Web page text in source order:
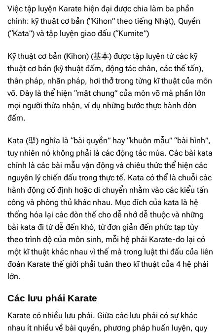
Việc tập luyện Karate hiện đại được chia làm ba phần
chính: kỹ thuật cơ bản (“Kihon” theo tiếng Nhật), Quyền
(“Kata”) và tập luyện giao đấu (“Kumite”)
Kỹ thuật cơ bản (Kihon) (基本) được tập luyện từ các kỹ
thuật cơ bản (kỹ thuật đấm, động tác chân, các thế tấn),
thân pháp, nhãn pháp, hơi thở trong từng kĩ thuật của môn
võ. Đây là thể hiện “mặt chung” của môn võ mà phần lớn
mọi người thừa nhận, ví dụ những bước thực hành đòn
đấm.
Kata (型) nghĩa là “bài quyền” hay “khuôn mẫu” “bài hình”,
tuy nhiên nó không phải là các động tác múa. Các bài kata
chính là các bài mẫu vận động và chiêu thức thể hiện các
nguyên lý chiến đấu trong thực tế. Kata có thể là chuỗi các
hành động cố định hoặc di chuyển nhằm vào các kiểu tấn
công và phòng thủ khác nhau. Mục đích của kata là hệ
thống hóa lại các đòn thế cho dễ nhớ dễ thuộc và những
bài kata đi từ dễ đến khó, từ đơn giản đến phức tạp tùy
theo trình độ của môn sinh, mỗi hệ phái Karate-do lại có
một kĩ thuật khác nhau vì thế mà trong luật thi đấu của liên
đoàn Karate thế giới phải tuân theo kĩ thuật của 4 hệ phái
lớn.
Các lưu phái Karate
Karate có nhiều lưu phái. Giữa các lưu phái có sự khác
nhau ít nhiều về bài quyền, phương pháp huấn luyện, quy